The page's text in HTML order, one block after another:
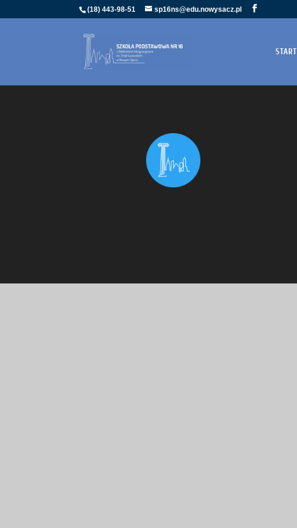
(18) 443-98-51 sp16ns@edu.nowysacz.pl
START